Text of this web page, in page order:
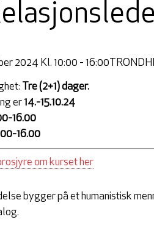
2024 Kl. 10:00 - 16:00
Tre (2+1) dager.
er14.-15.10.24
16.00
16.00
om kurset her
bygger på et humanistisk